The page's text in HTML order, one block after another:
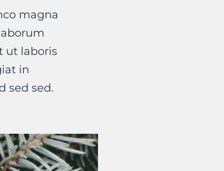
magna
ut laboris
in
sed sed.